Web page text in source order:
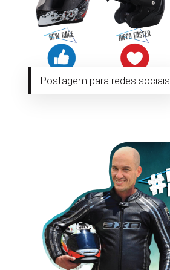
Postagem para redes sociais